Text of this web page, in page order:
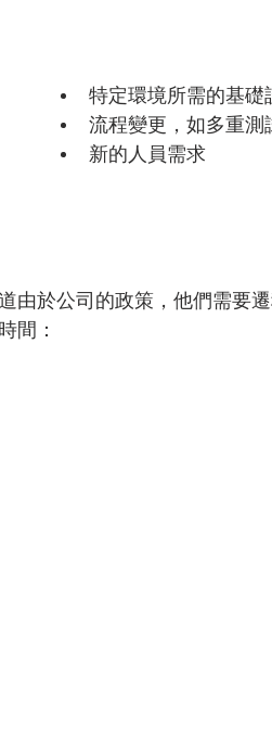
特定環境所需的基礎
流程變更，如多重測
新的人員需求
由於公司的政策，他們需要
間：